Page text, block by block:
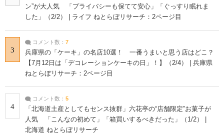
ン”が大人気 「プライバシーも保てて安心」「ぐっすり眠れま
した」（2/2） | ライフ ねとらぼリサーチ：2ページ目
3
コメント数： 7
兵庫県の「ケーキ」の名店10選！ 一番うまいと思う店はどこ？
【7月12日は「デコレーションケーキの日」！】（2/4） | 兵庫県
ねとらぼリサーチ：2ページ目
4
コメント数： 5
「北海道土産としてもセンス抜群」六花亭の“店舗限定”お菓子が
人気 「こんなの初めて」「箱買いするべきだった」（1/2） |
北海道 ねとらぼリサーチ